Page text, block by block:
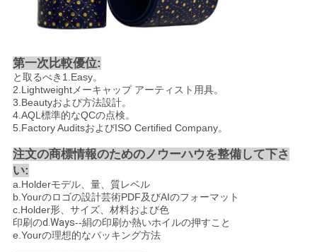
第一次比較優位:
と取るべき 1.Easy。
2.Lightweightメーキャップ アーティスト用具。
3.Beautyおよび方法設計。
4.AQL標準的なQCの点検。
5.Factory AuditsおよびISO Certified Company。
注文の商標情報のためのノウーハウを整備して下さ
い:
a.Holderモデル、量、質レベル
b.Yourのロゴの設計芸術PDF及びAIのフォーマット
c.Holder形、サイズ、材料および色
印刷のd.Ways--絹の印刷か熱いホイルの押すこと
e.Yourの理想的なパッキング方法